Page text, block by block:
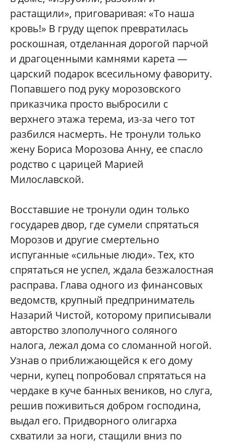
растащили», приговаривая: «То наша
кровь!» В груду щепок превратилась
роскошная, отделанная дорогой парчой
и драгоценными камнями карета —
царский подарок всесильному фавориту.
Попавшего под руку морозовского
приказчика просто выбросили с
верхнего этажа терема, из-за чего тот
разбился насмерть. Не тронули только
жену Бориса Морозова Анну, ее спасло
родство с царицей Марией
Милославской.
Восставшие не тронули один только
государев двор, где сумели спрятаться
Морозов и другие смертельно
испуганные «сильные люди». Тех, кто
спрятаться не успел, ждала безжалостная
расправа. Глава одного из финансовых
ведомств, крупный предприниматель
Назарий Чистой, которому приписывали
авторство злополучного соляного
налога, лежал дома со сломанной ногой.
Узнав о приближающейся к его дому
черни, купец попробовал спрятаться на
чердаке в куче банных веников, но слуга,
решив поживиться добром господина,
выдал его. Придворного олигарха
схватили за ноги, стащили вниз по